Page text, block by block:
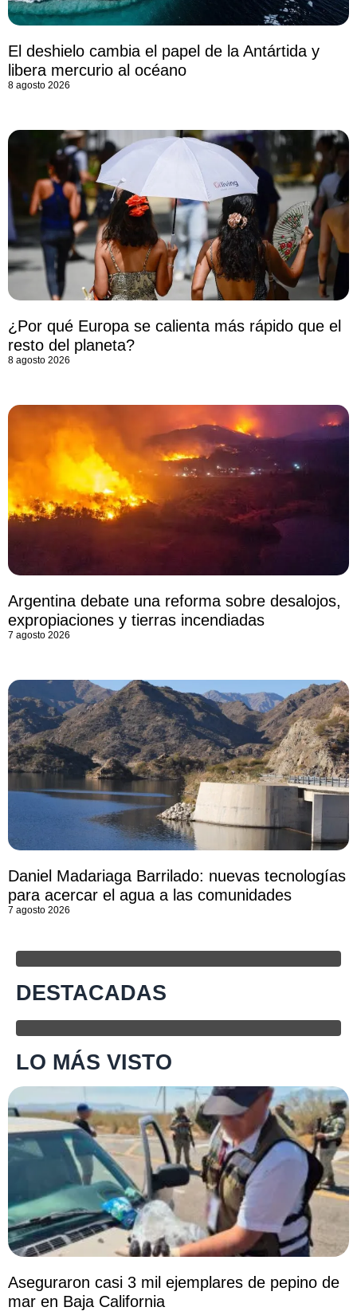
El deshielo cambia el papel de la Antártida y
libera mercurio al océano
8 agosto 2026
¿Por qué Europa se calienta más rápido que el
resto del planeta?
8 agosto 2026
Argentina debate una reforma sobre desalojos,
expropiaciones y tierras incendiadas
7 agosto 2026
Daniel Madariaga Barrilado: nuevas tecnologías
para acercar el agua a las comunidades
7 agosto 2026
DESTACADAS
LO MÁS VISTO
Aseguraron casi 3 mil ejemplares de pepino de
mar en Baja California